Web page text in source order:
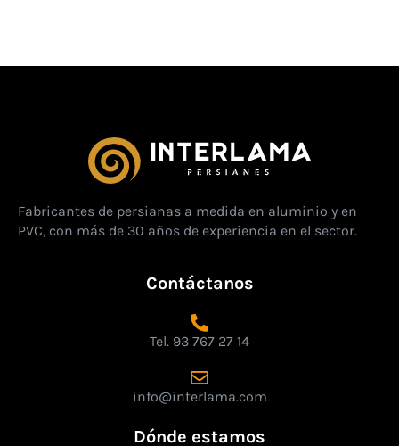
Fabricantes de persianas a medida en aluminio y en
PVC, con más de 30 años de experiencia en el sector.
Contáctanos
Tel. 93 767 27 14
info@interlama.com
Dónde estamos